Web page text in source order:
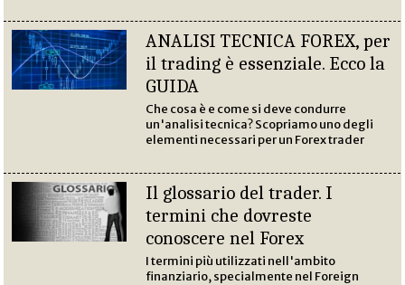
ANALISI TECNICA FOREX, per
il trading è essenziale. Ecco la
GUIDA
Che cosa è e come si deve condurre
un'analisi tecnica? Scopriamo uno degli
elementi necessari per un Forex trader
Il glossario del trader. I
termini che dovreste
conoscere nel Forex
I termini più utilizzati nell'ambito
finanziario, specialmente nel Foreign